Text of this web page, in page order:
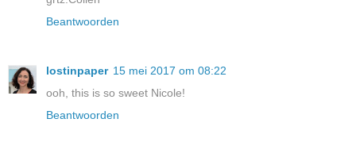
Beantwoorden
lostinpaper 15 mei 2017 om 08:22
ooh, this is so sweet Nicole!
Beantwoorden